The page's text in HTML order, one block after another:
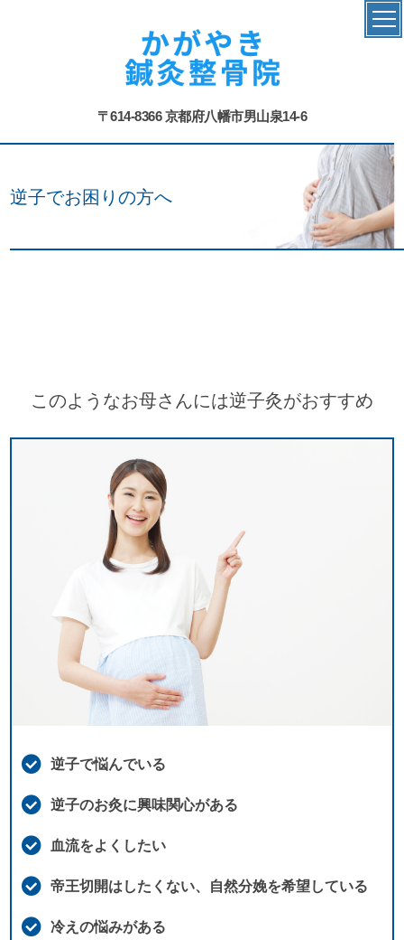
〒614-8366 京都府八幡市男山泉14-6
逆子でお困りの方へ
このようなお母さんには逆子灸がおすすめ
逆子で悩んでいる
逆子のお灸に興味関心がある
血流をよくしたい
帝王切開はしたくない、自然分娩を希望している
冷えの悩みがある